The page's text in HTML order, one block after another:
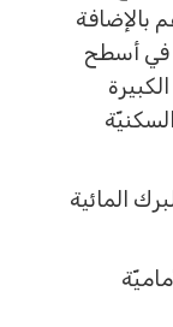
أسطح
المائية